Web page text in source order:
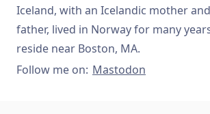
Iceland, with an Icelandic mother
father, lived in Norway for many
reside near Boston, MA.
Follow me on: Mastodon